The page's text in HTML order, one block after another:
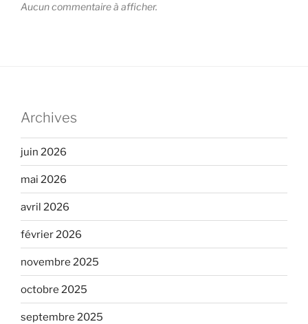
Aucun commentaire à afficher.
Archives
juin 2026
mai 2026
avril 2026
février 2026
novembre 2025
octobre 2025
septembre 2025